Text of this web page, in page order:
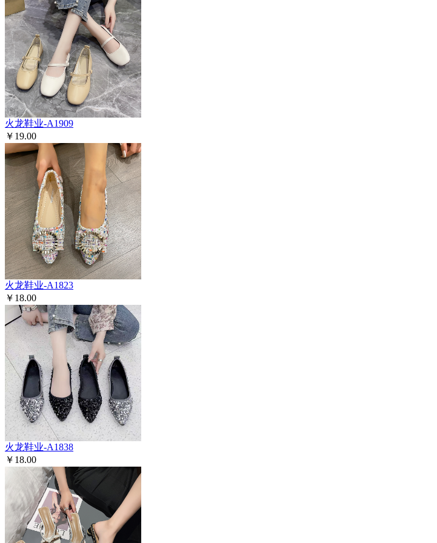
火龙鞋业-A1909
￥19.00
火龙鞋业-A1823
￥18.00
火龙鞋业-A1838
￥18.00